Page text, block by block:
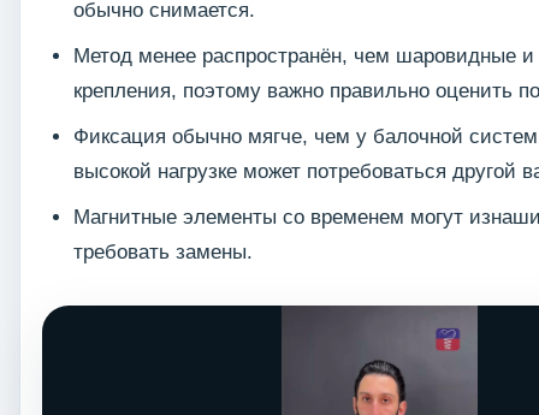
обычно снимается.
Метод менее распространён, чем шаровидные
крепления, поэтому важно правильно оценить
Фиксация обычно мягче, чем у балочной
высокой нагрузке может потребоваться другой
Магнитные элементы со временем могут
требовать замены.